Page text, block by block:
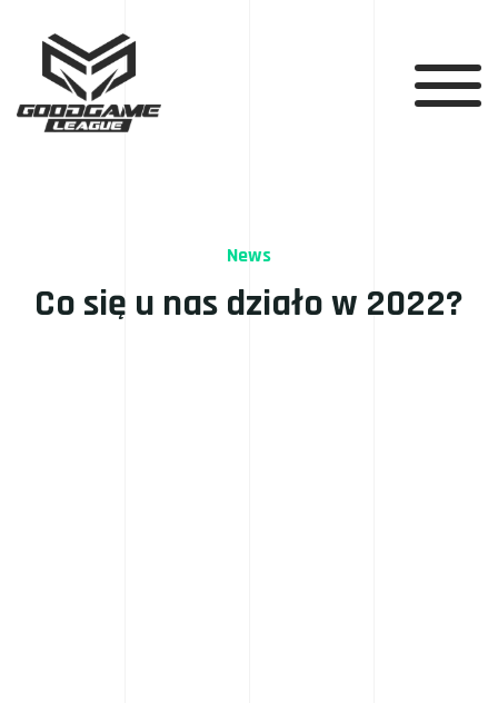
News
Co się u nas działo w 2022?